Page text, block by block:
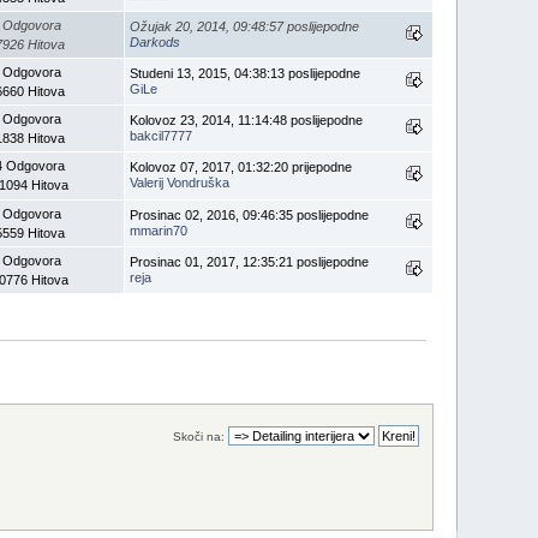
Odgovora
Hitova
Ožujak 20, 2014, 09:48:57 poslijepodne
Darkods
Odgovora
Hitova
Studeni 13, 2015, 04:38:13 poslijepodne
GiLe
Odgovora
Hitova
Kolovoz 23, 2014, 11:14:48 poslijepodne
bakcil7777
Odgovora
Hitova
Kolovoz 07, 2017, 01:32:20 prijepodne
Valerij Vondruška
Odgovora
Hitova
Prosinac 02, 2016, 09:46:35 poslijepodne
mmarin70
Odgovora
Hitova
Prosinac 01, 2017, 12:35:21 poslijepodne
reja
Skoči na: